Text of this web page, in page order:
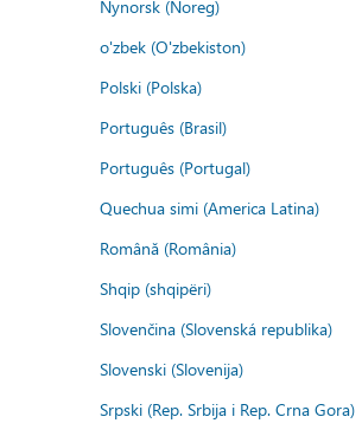
Nynorsk (Noreg)
o'zbek (O'zbekiston)
Polski (Polska)
Português (Brasil)
Português (Portugal)
Quechua simi (America Latina)
Română (România)
Shqip (shqipëri)
Slovenčina (Slovenská republika)
Slovenski (Slovenija)
Srpski (Rep. Srbija i Rep. Crna Gora)